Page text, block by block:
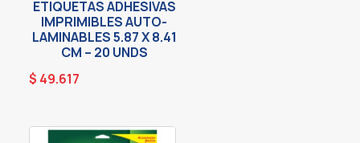
ETIQUETAS ADHESIVAS
IMPRIMIBLES AUTO-
LAMINABLES 5.87 X 8.41
CM – 20 UNDS
$ 49.617